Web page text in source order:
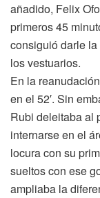
añadido, Felix
primeros 45
consiguió darle
los vestuarios.
En la
en el 52′. Sin
Rubi deleitaba al
internarse en el
locura con su
sueltos con ese
ampliaba la